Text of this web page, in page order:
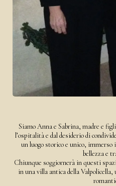
Siamo Anna e Sabrina, madre e
l’ospitalità e dal desiderio di
un luogo storico e unico, immerso
bellezza e
Chiunque soggiornerà in questi
in una villa antica della